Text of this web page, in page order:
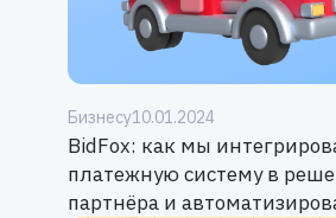
Бизнесу10.01.2024
BidFox: как мы
платежную систему в
партнёра и